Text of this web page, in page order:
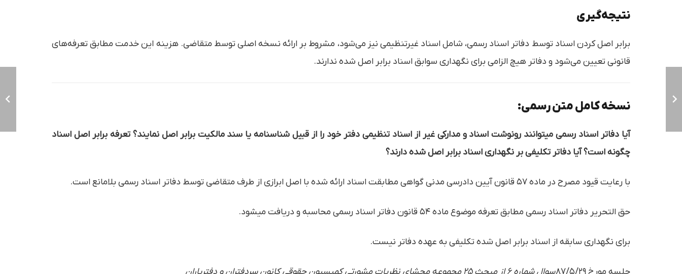
نتیجه‌گیری
برابر اصل کردن اسناد توسط دفاتر اسناد رسمی، شامل اسناد غیرتنظیمی نیز می‌شود، مشروط بر ارائه نسخه اصلی توسط متقاضی. هزینه این خدمت مطابق تعرفه‌های
قانونی تعیین می‌شود و دفاتر هیچ الزامی برای نگهداری سوابق اسناد برابر اصل شده ندارند.
نسخه کامل متن رسمی:
آیا دفاتر اسناد رسمی میتوانند رونوشت اسناد و مدارکی غیر از اسناد تنظیمی دفتر خود را از قبیل شناسنامه یا سند مالکیت برابر اصل نمایند؟ تعرفه برابر اصل اسناد
چگونه است؟ آیا دفاتر تکلیفی بر نگهداری اسناد برابر اصل شده دارند؟
با رعایت قیود مصرح در ماده ۵۷ قانون آیین دادرسی مدنی گواهی مطابقت اسناد ارائه شده با اصل ابرازی از طرف متقاضی توسط دفاتر اسناد رسمی بلامانع است.
حق التحرير دفاتر اسناد رسمی مطابق تعرفه موضوع ماده ۵۴ قانون دفاتر اسناد رسمی محاسبه و دریافت میشود.
برای نگهداری سابقه از اسناد برابر اصل شده تکلیفی به عهده دفاتر نیست.
جلسه مورخ ۸۷/۵/۲۹ سوال شماره 6 از مبحث 25 مجموعه محشای نظریات مشورتی کمیسیون حقوقی کانون سردفتران و دفتریاران